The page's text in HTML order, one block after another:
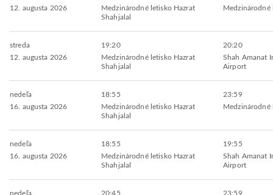
12. augusta 2026
Medzinárodné letisko Hazrat
Shahjalal
Medzinárodné
streda
12. augusta 2026
19:20
Medzinárodné letisko Hazrat
Shahjalal
20:20
Shah Amanat
Airport
nedeľa
16. augusta 2026
18:55
Medzinárodné letisko Hazrat
Shahjalal
23:59
Medzinárodné
nedeľa
16. augusta 2026
18:55
Medzinárodné letisko Hazrat
Shahjalal
19:55
Shah Amanat
Airport
nedeľa
20:45
23:59